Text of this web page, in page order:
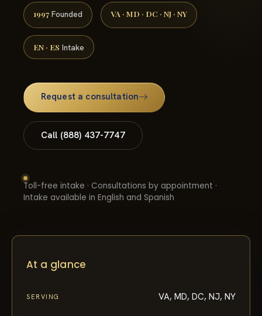
1997 Founded VA · MD · DC · NJ · NY
EN · ES Intake
Request a consultation
Call (888) 437-7747
Toll-free intake · Consultations by appointment ·
Intake available in English and Spanish
At a glance
SERVING VA, MD, DC, NJ, NY